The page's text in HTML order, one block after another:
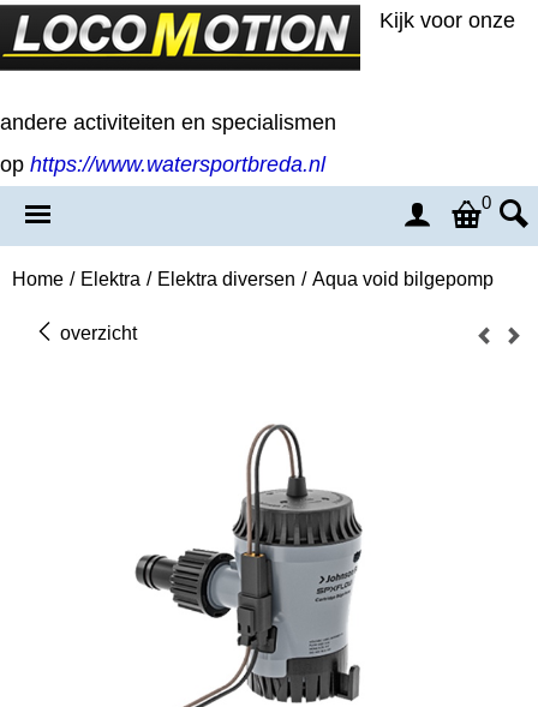
Kijk voor onze
andere activiteiten en specialismen
op https://www.watersportbreda.nl
0
Home / Elektra / Elektra diversen / Aqua void bilgepomp
overzicht